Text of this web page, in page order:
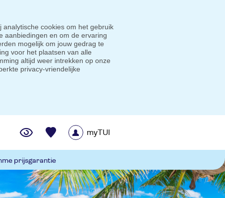
cookies om het gebruik
aanbiedingen en om de ervaring
mogelijk om jouw gedrag te
voor het plaatsen van alle
altijd weer intrekken op onze
privacy-vriendelijke
myTUI
prijsgarantie